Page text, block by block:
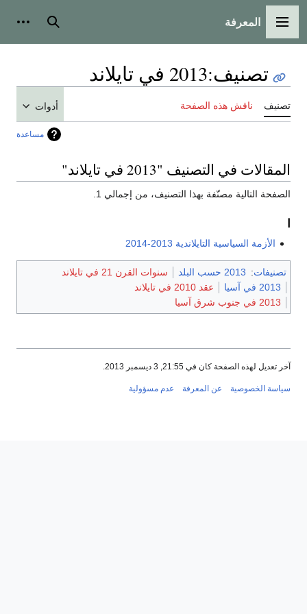
القائمة الرئيسية
المعرفة بحث
تصنيف:2013 في تايلاند
تصنيف ناقش هذه الصفحة أدوات
مساعدة
المقالات في التصنيف "2013 في تايلاند"
الصفحة التالية مصنّفة بهذا التصنيف، من إجمالي 1.
الأزمة السياسية التايلاندية 2013-2014
تصنيفات: 2013 حسب البلد
سنوات القرن 21 في تايلاند
2013 في آسيا
عقد 2010 في تايلاند
2013 في جنوب شرق آسيا
آخر تعديل لهذه الصفحة كان في 21:55, 3 ديسمبر 2013.
سياسة الخصوصية عن المعرفة عدم مسؤولية